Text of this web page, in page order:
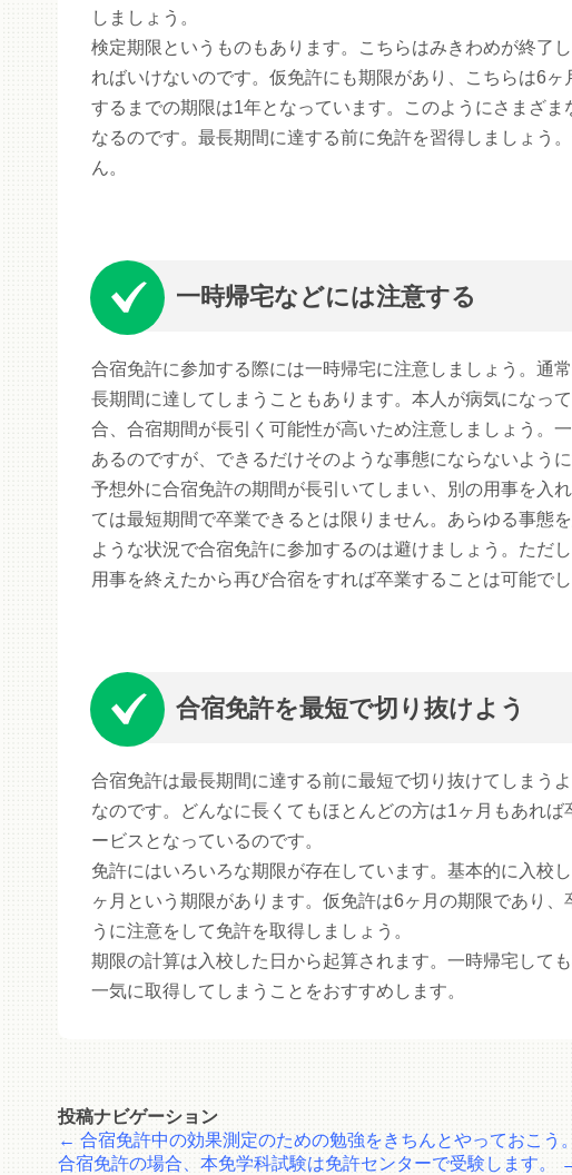
しましょう。
検定期限というものもあります。こちらはみきわめが終了
ればいけないのです。仮免許にも期限があり、こちらは6
するまでの期限は1年となっています。このようにさまざ
なるのです。最長期間に達する前に免許を習得しましょう
ん。
一時帰宅などには注意する
合宿免許に参加する際には一時帰宅に注意しましょう。通
長期間に達してしまうこともあります。本人が病気になっ
合、合宿期間が長引く可能性が高いため注意しましょう。
あるのですが、できるだけそのような事態にならないように
予想外に合宿免許の期間が長引いてしまい、別の用事を入
ては最短期間で卒業できるとは限りません。あらゆる事態
ような状況で合宿免許に参加するのは避けましょう。ただ
用事を終えたから再び合宿をすれば卒業することは可能でし
合宿免許を最短で切り抜けよう
合宿免許は最長期間に達する前に最短で切り抜けてしまう
なのです。どんなに長くてもほとんどの方は1ヶ月もあれ
ービスとなっているのです。
免許にはいろいろな期限が存在しています。基本的に入校
ヶ月という期限があります。仮免許は6ヶ月の期限であり
うに注意をして免許を取得しましょう。
期限の計算は入校した日から起算されます。一時帰宅して
一気に取得してしまうことをおすすめします。
投稿ナビゲーション
← 合宿免許中の効果測定のための勉強をきちんとやっておこう
合宿免許の場合、本免学科試験は免許センターで受験します。